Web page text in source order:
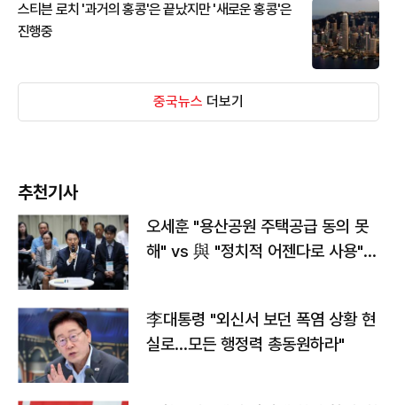
스티븐 로치 '과거의 홍콩'은 끝났지만 '새로운 홍콩'은
진행중
중국뉴스 더보기
추천기사
오세훈 "용산공원 주택공급 동의 못
해" vs 與 "정치적 어젠다로 사용"
李대통령 "외신서 보던 폭염 상황 현
실로…모든 행정력 총동원하라"